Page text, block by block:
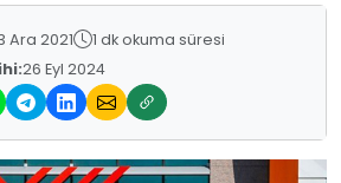
Ara 2021
1 dk okuma süresi
26 Eyl 2024